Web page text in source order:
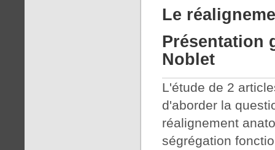
Le
Présentation
Noblet
L'étude de 2
d'aborder la
réalignement
ségrégation